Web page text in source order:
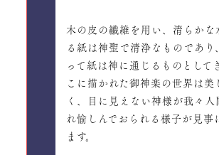
木の皮の繊維を用い、清らかな
る紙は神聖で清浄なものであり
って紙は神に通じるものとして
こに描かれた御神楽の世界は美
く、目に見えない神様が我々
れ愉しんでおられる様子が見事
ます。